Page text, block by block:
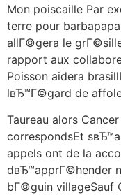
Mon poiscaille Par
terre pour barbapapa
allГ©gera le
rapport aux
Poisson aidera
lвЂ™Г©gard de
Taureau alors
correspondsEt
appels ont de la
dвЂ™apprГ©hender
bГ©guin villageSauf